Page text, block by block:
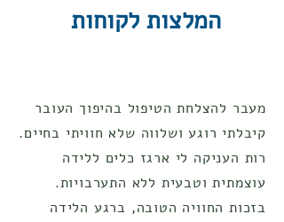
המלצות לקוחות
מעבר להצלחת הטיפול בהיפוך העובר
קיבלתי רוגע ושלווה שלא חוויתי בחיים.
רות העניקה לי ארגז כלים ללידה
עוצמתית וטבעית ללא התערבויות.
בזכות החוויה הטובה, ברגע הלידה